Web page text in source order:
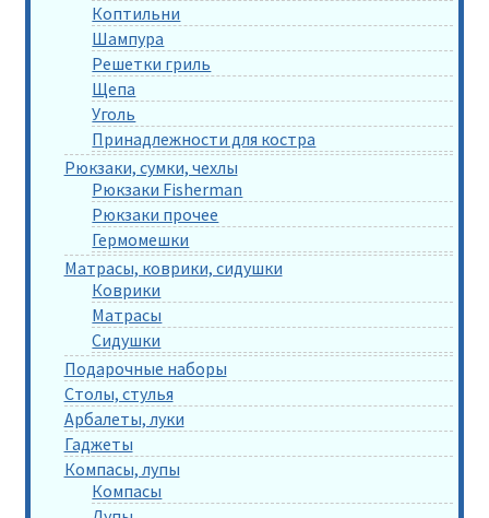
Коптильни
Шампура
Решетки гриль
Щепа
Уголь
Принадлежности для костра
Рюкзаки, сумки, чехлы
Рюкзаки Fisherman
Рюкзаки прочее
Гермомешки
Матрасы, коврики, сидушки
Коврики
Матрасы
Сидушки
Подарочные наборы
Столы, стулья
Арбалеты, луки
Гаджеты
Компасы, лупы
Компасы